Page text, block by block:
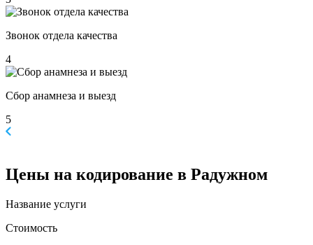
Звонок отдела качества
4
Сбор анамнеза и выезд
5
Цены на кодирование в Радужном
Название услуги
Стоимость